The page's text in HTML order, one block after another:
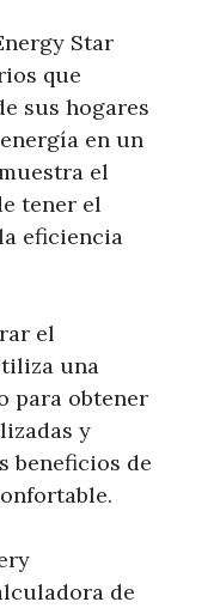
Star
que
sus hogares
en un
el
tener el
eficiencia
el
una
para obtener
y
beneficios de
de